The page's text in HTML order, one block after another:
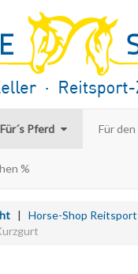
Für´s Pferd Für
%
| Horse-Shop